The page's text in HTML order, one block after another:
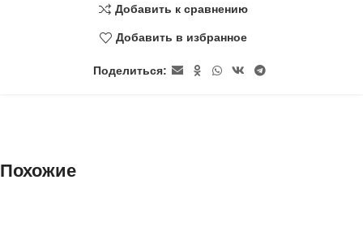
Добавить к сравнению
Добавить в избранное
Поделиться:
Похожие